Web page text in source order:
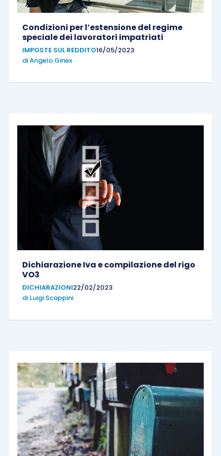
Condizioni per l’estensione del regime
speciale dei lavoratori impatriati
IMPOSTE SUL REDDITO16/05/2023
diAngelo Ginex
Dichiarazione Iva e compilazione del rigo
VO3
DICHIARAZIONI22/02/2023
di Luigi Scappini